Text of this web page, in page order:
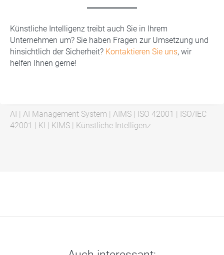
Künstliche Intelligenz treibt auch Sie in Ihrem
Unternehmen um? Sie haben Fragen zur Umsetzung und
hinsichtlich der Sicherheit? Kontaktieren Sie uns, wir
helfen Ihnen gerne!
AI | AI Management System | AIMS | ISO 42001 | ISO/IEC
42001 | KI | KIMS | Künstliche Intelligenz